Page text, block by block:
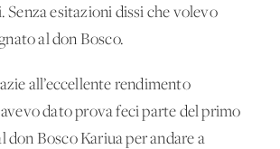
Senza esitazioni dissi che volevo
al don Bosco.
all’eccellente rendimento
dato prova feci parte del primo
don Bosco Kariua per andare a